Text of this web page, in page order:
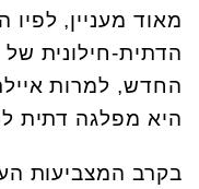
מאוד מעניין,
הדתית-חילונית
החדש, למרות
היא מפלגה דתית
בקרב המצביעות